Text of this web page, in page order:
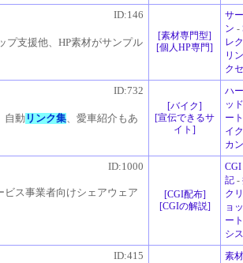
ID:146
プ支援他、HP素材がサンプル
[素材専門型]
[個人HP専門]
サ
ン -
レ
リ
ク
ID:732
自動 リンク集、愛車紹介もあ
[バイク]
[宣伝できるサ
イト]
ハ
ッ
ー
イク
カン
ID:1000
ス事業者向けシェアウェア
[CGI配布]
[CGIの解説]
CGI
記 -
ク
ョ
ー
シ
ID:415
素